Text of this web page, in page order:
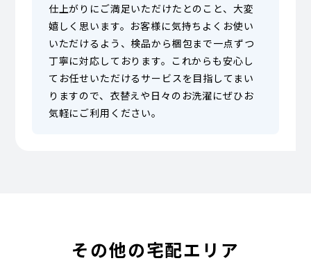
仕上がりにご満足いただけたとのこと、大変
嬉しく思います。お客様に気持ちよくお使い
いただけるよう、検品から梱包まで一点ずつ
丁寧に対応しております。これからも安心し
てお任せいただけるサービスを目指してまい
りますので、衣替えや日々のお洗濯にぜひお
気軽にご利用ください。
その他の宅配エリア